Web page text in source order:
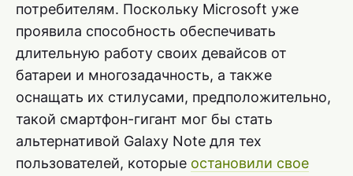
потребителям. Поскольку Microsoft уже
проявила способность обеспечивать
длительную работу своих девайсов от
батареи и многозадачность, а также
оснащать их стилусами, предположительно,
такой смартфон-гигант мог бы стать
альтернативой Galaxy Note для тех
пользователей, которые остановили свое